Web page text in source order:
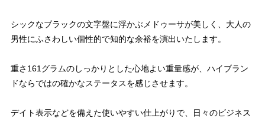
シックなブラックの文字盤に浮かぶメドゥーサが美しく、大人の
男性にふさわしい個性的で知的な余裕を演出いたします。
重さ161グラムのしっかりとした心地よい重量感が、ハイブラン
ドならではの確かなステータスを感じさせます。
デイト表示などを備えた使いやすい仕上がりで、日々のビジネス